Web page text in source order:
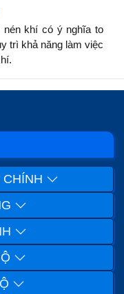
nén khí có ý nghĩa to
trì khả năng làm việc